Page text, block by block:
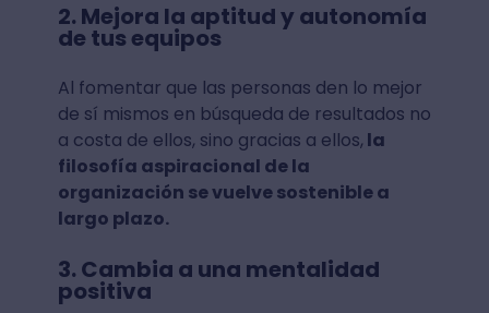
2. Mejora la aptitud y autonomía
de tus equipos
Al fomentar que las personas den lo mejor
de sí mismos en búsqueda de resultados no
a costa de ellos, sino gracias a ellos, la
filosofía aspiracional de la
organización se vuelve sostenible a
largo plazo.
3. Cambia a una mentalidad
positiva